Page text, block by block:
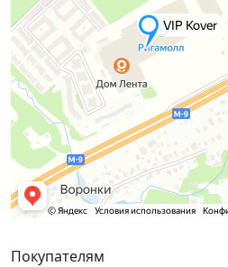
Покупателям